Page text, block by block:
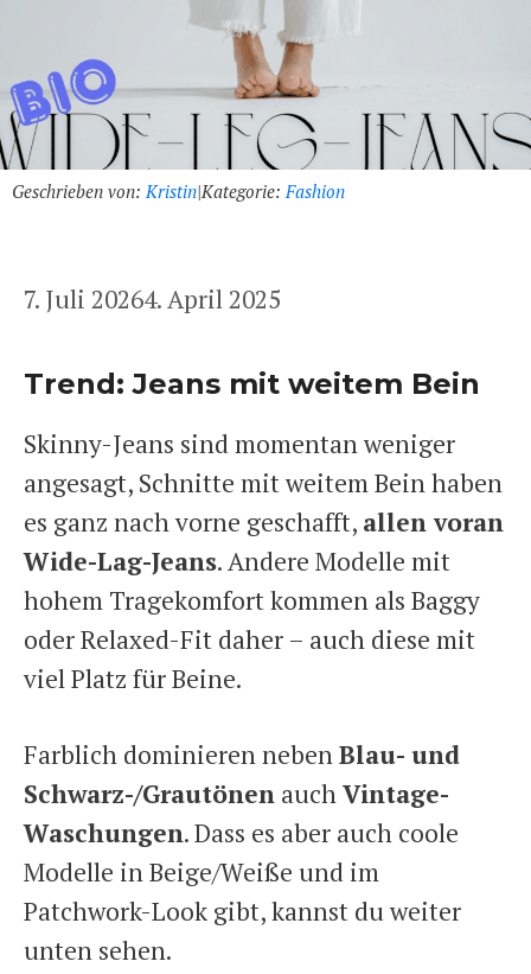
Geschrieben von:Kristin|Kategorie:Fashion
7. Juli 20264. April 2025
Trend: Jeans mit weitem Bein
Skinny-Jeans sind momentan weniger
angesagt, Schnitte mit weitem Bein haben
es ganz nach vorne geschafft, allen voran
Wide-Lag-Jeans. Andere Modelle mit
hohem Tragekomfort kommen als Baggy
oder Relaxed-Fit daher – auch diese mit
viel Platz für Beine.
Farblich dominieren nebenBlau- und
Schwarz-/Grautönen auchVintage-
Waschungen. Dass es aber auch coole
Modelle in Beige/Weiße und im
Patchwork-Look gibt, kannst du weiter
unten sehen.